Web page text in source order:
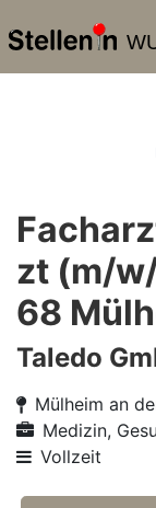
zt (m/
68
Taledo
Mülheim an
Medizin,
Vollzeit